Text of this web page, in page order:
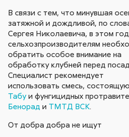
В связи с тем, что минувшая
затяжной и дождливой, по
Сергея Николаевича, в этом
сельхозпроизводителям
обратить особое внимание на
обработку клубней перед
Специалист рекомендует
использовать смесь,
Табу и фунгицидных
Бенорад и ТМТД ВСК.
От добра добра не ищут